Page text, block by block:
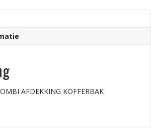
AFDEKKING KOFFERBAK